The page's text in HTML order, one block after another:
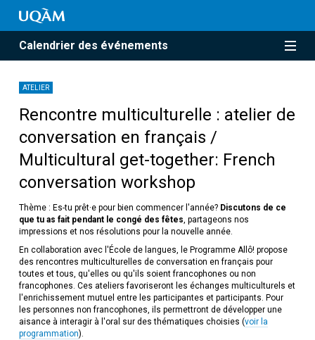
Calendrier des événements
ATELIER
Rencontre multiculturelle : atelier de
conversation en français /
Multicultural get-together: French
conversation workshop
Thème : Es-tu prêt·e pour bien commencer l'année? Discutons de ce
que tu as fait pendant le congé des fêtes, partageons nos
impressions et nos résolutions pour la nouvelle année.
En collaboration avec l'École de langues, le Programme Allô! propose
des rencontres multiculturelles de conversation en français pour
toutes et tous, qu'elles ou qu'ils soient francophones ou non
francophones. Ces ateliers favoriseront les échanges multiculturels et
l'enrichissement mutuel entre les participantes et participants. Pour
les personnes non francophones, ils permettront de développer une
aisance à interagir à l'oral sur des thématiques choisies (voir la
programmation).